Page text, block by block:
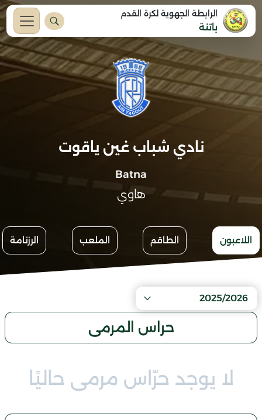
الرابطة الجهوية لكرة القدم
باتنة
نادي شباب غين ياقوت
Batna
هاوي
اللاعبون الطاقم الملعب الرزنامة
2025/2026
حراس المرمى
لا يوجد حرّاس مرمى حاليًا